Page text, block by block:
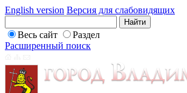
English version Версия для слабовидящих
Весь сайт
Раздел
Расширенный поиск